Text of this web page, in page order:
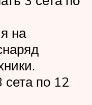
на
сета по 12